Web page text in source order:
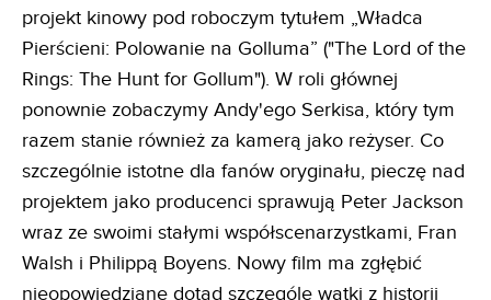
projekt kinowy pod roboczym tytułem „Władca
Pierścieni: Polowanie na Golluma” ("The Lord of the
Rings: The Hunt for Gollum"). W roli głównej
ponownie zobaczymy Andy'ego Serkisa, który tym
razem stanie również za kamerą jako reżyser. Co
szczególnie istotne dla fanów oryginału, pieczę nad
projektem jako producenci sprawują Peter Jackson
wraz ze swoimi stałymi współscenarzystkami, Fran
Walsh i Philippą Boyens. Nowy film ma zgłębić
nieopowiedziane dotąd szczególe wątki z historii